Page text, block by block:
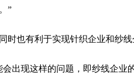
”
也有利于实现针织企业和纱线
现这样的问题，即纱线企业